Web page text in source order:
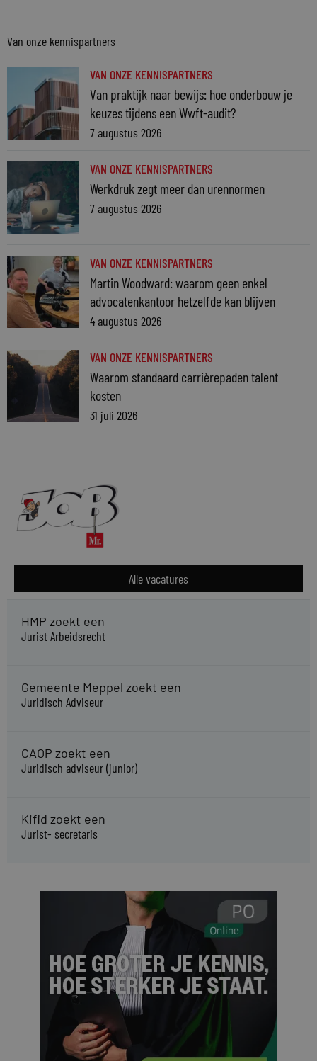
Van onze kennispartners
VAN ONZE KENNISPARTNERS
Van praktijk naar bewijs: hoe onderbouw je
keuzes tijdens een Wwft-audit?
7 augustus 2026
VAN ONZE KENNISPARTNERS
Werkdruk zegt meer dan urennormen
7 augustus 2026
VAN ONZE KENNISPARTNERS
Martin Woodward: waarom geen enkel
advocatenkantoor hetzelfde kan blijven
4 augustus 2026
VAN ONZE KENNISPARTNERS
Waarom standaard carrièrepaden talent
kosten
31 juli 2026
Alle vacatures
HMP zoekt een
Jurist Arbeidsrecht
Gemeente Meppel zoekt een
Juridisch Adviseur
CAOP zoekt een
Juridisch adviseur (junior)
Kifid zoekt een
Jurist- secretaris